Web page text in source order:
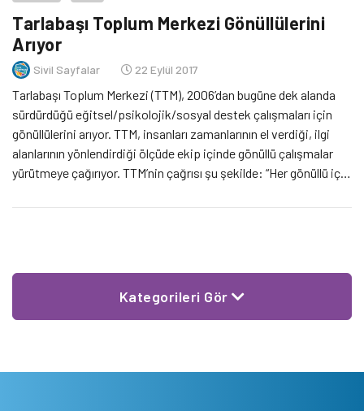
Tarlabaşı Toplum Merkezi Gönüllülerini
Arıyor
Sivil Sayfalar 22 Eylül 2017
Tarlabaşı Toplum Merkezi (TTM), 2006’dan bugüne dek alanda
sürdürdüğü eğitsel/psikolojik/sosyal destek çalışmaları için
gönüllülerini arıyor. TTM, insanları zamanlarının el verdiği, ilgi
alanlarının yönlendirdiği ölçüde ekip içinde gönüllü çalışmalar
yürütmeye çağırıyor. TTM’nin çağrısı şu şekilde: “Her gönüllü için
ve ilgi alanlarına göre belirlenir. Tabii ki gönüllü olmak o kadar da
Kategorileri Gör